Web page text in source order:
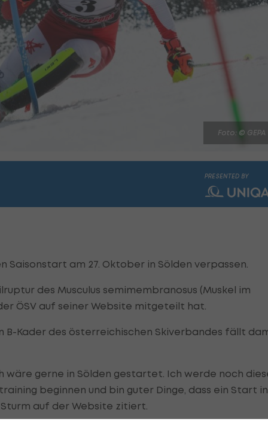
Foto: © GEPA
PRESENTED BY
Saisonstart am 27. Oktober in Sölden verpassen.
des Musculus semimembranosus (Muskel im
ÖSV auf seiner Website mitgeteilt hat.
B-Kader des österreichischen Skiverbandes fällt
wäre gerne in Sölden gestartet. Ich werde noch
beginnen und bin guter Dinge, dass ein Start in
Sturm auf der Website zitiert.